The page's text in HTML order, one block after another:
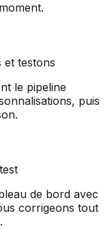
et testons
le pipeline
puis
de bord avec
corrigeons tout